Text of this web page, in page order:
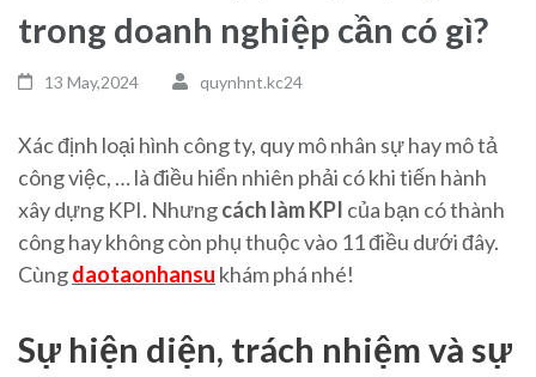
trong doanh nghiệp cần có gì?
13 May,2024 quynhnt.kc24
Xác định loại hình công ty, quy mô nhân sự hay mô tả
công việc, … là điều hiển nhiên phải có khi tiến hành
xây dựng KPI. Nhưngcách làm KPI của bạn có thành
công hay không còn phụ thuộc vào 11 điều dưới đây.
Cùngdaotaonhansu khám phá nhé!
Sự hiện diện, trách nhiệm và sự